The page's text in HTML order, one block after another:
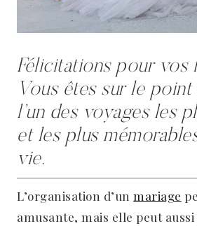
Félicitations pour vos
Vous êtes sur le point
l’un des voyages les
et les plus
vie.
L’organisation d’unmariage
amusante, mais elle peut